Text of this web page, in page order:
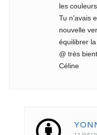
les
Tu n’avais
nouvelle
équilibrer
@ très
Céline